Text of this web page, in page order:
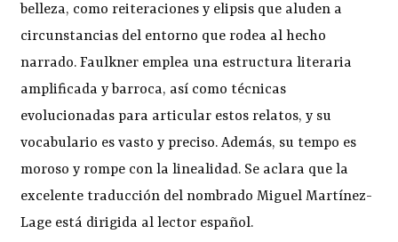
belleza, como reiteraciones y elipsis que aluden a
circunstancias del entorno que rodea al hecho
narrado. Faulkner emplea una estructura literaria
amplificada y barroca, así como técnicas
evolucionadas para articular estos relatos, y su
vocabulario es vasto y preciso. Además, su tempo es
moroso y rompe con la linealidad. Se aclara que la
excelente traducción del nombrado Miguel Martínez-
Lage está dirigida al lector español.